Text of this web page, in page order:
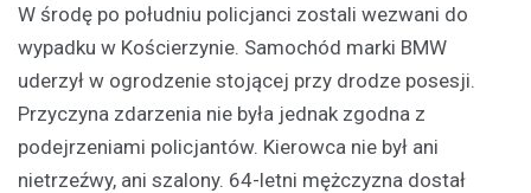
W środę po południu policjanci zostali wezwani do
wypadku w Kościerzynie. Samochód marki BMW
uderzył w ogrodzenie stojącej przy drodze posesji.
Przyczyna zdarzenia nie była jednak zgodna z
podejrzeniami policjantów. Kierowca nie był ani
nietrzeźwy, ani szalony. 64-letni mężczyzna dostał